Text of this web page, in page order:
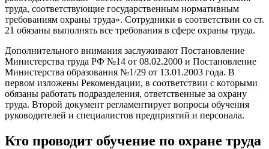
труда, соответствующие государственным нормативным
требованиям охраны труда». Сотрудники в соответствии со ст.
21 обязаны выполнять все требования в сфере охраны труда.
Дополнительного внимания заслуживают Постановление
Министерства труда РФ №14 от 08.02.2000 и Постановление
Министерства образования №1/29 от 13.01.2003 года. В
первом изложены Рекомендации, в соответствии с которыми
обязаны работать подразделения, ответственные за охрану
труда. Второй документ регламентирует вопросы обучения
руководителей и специалистов предприятий и персонала.
Кто проводит обучение по охране труда